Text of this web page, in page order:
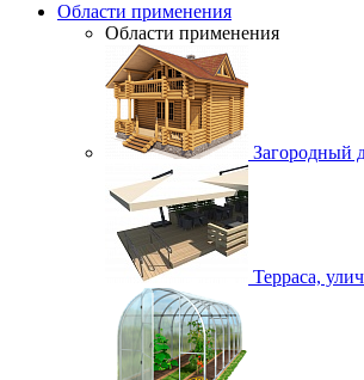
Области применения
Области применения
Загородный
Терраса,